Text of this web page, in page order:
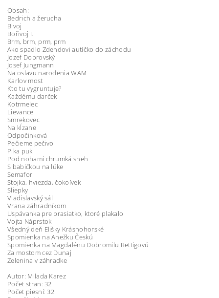
Obsah:
Bedrich a žerucha
Bivoj
Bořivoj I.
Brm, brm, prm, prm
Ako spadlo Zdendovi autíčko do záchodu
Jozef Dobrovský
Josef Jungmann
Na oslavu narodenia WAM
Karlov most
Kto tu vygruntuje?
Každému darček
Kotrmelec
Lievance
Smrekovec
Na kĺzane
Odpočinková
Pečieme pečivo
Pika puk
Pod nohami chrumká sneh
S babičkou na lúke
Semafor
Stojka, hviezda, čokoľvek
Sliepky
Vladislavský sál
Vrana záhradníkom
Uspávanka pre prasiatko, ktoré plakalo
Vojta Náprstok
Všedný deň Elišky Krásnohorské
Spomienka na Anežku Českú
Spomienka na Magdalénu Dobromilu Rettigovú
Za mostom cez Dunaj
Zelenina v záhradke
Autor: Milada Karez
Počet stran: 32
Počet piesní: 32